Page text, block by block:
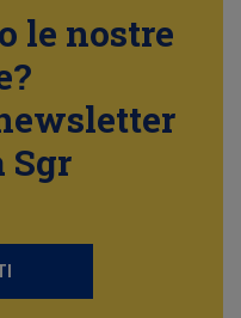
le nostre
Sgr